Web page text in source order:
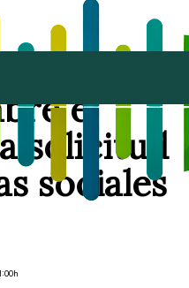
el
solicitud
sociales